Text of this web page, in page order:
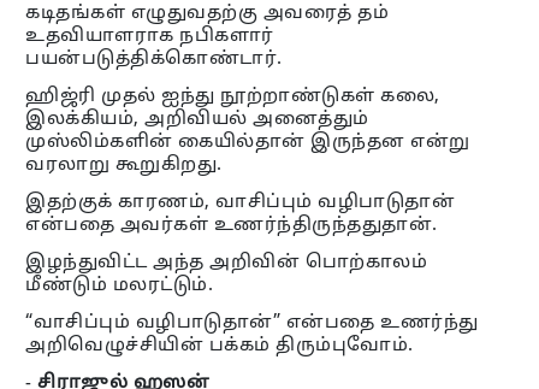
கடிதங்கள் எழுதுவதற்கு அவரைத் தம்
உதவியாளராக நபிகளார்
பயன்படுத்திக்கொண்டார்.
ஹிஜ்ரி முதல் ஐந்து நூற்றாண்டுகள் கலை,
இலக்கியம், அறிவியல் அனைத்தும்
முஸ்லிம்களின் கையில்தான் இருந்தன என்று
வரலாறு கூறுகிறது.
இதற்குக் காரணம், வாசிப்பும் வழிபாடுதான்
என்பதை அவர்கள் உணர்ந்திருந்ததுதான்.
இழந்துவிட்ட அந்த அறிவின் பொற்காலம்
மீண்டும் மலரட்டும்.
“வாசிப்பும் வழிபாடுதான்” என்பதை உணர்ந்து
அறிவெழுச்சியின் பக்கம் திரும்புவோம்.
-சிராஜுல் ஹஸன்